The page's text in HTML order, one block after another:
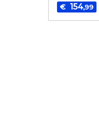
€ 154,99